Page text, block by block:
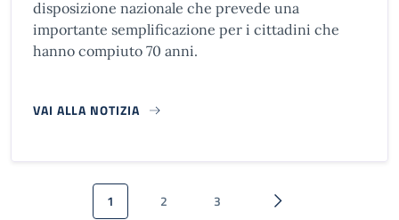
disposizione nazionale che prevede una
importante semplificazione per i cittadini che
hanno compiuto 70 anni.
VAI ALLA NOTIZIA
Paginazione
Pagina attuale
1 Pagina
2 Pagina
3 Pagina successiva